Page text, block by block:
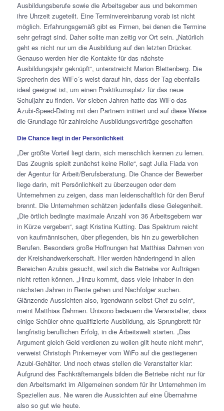
Ausbildungsberufe sowie die Arbeitsgeber aus und bekommen
ihre Uhrzeit zugeteilt. Eine Terminvereinbarung vorab ist nicht
möglich. Erfahrungsgemäß gibt es Firmen, bei denen die Termine
sehr gefragt sind. Daher sollte man zeitig vor Ort sein. „Natürlich
geht es nicht nur um die Ausbildung auf den letzten Drücker.
Genauso werden hier die Kontakte für das nächste
Ausbildungsjahr geknüpft“, unterstreicht Marion Blettenberg. Die
Sprecherin des WiFo´s weist darauf hin, dass der Tag ebenfalls
ideal geeignet ist, um einen Praktikumsplatz für das neue
Schuljahr zu finden. Vor sieben Jahren hatte das WiFo das
Azubi-Speed-Dating mit den Partnern initiiert und auf diese Weise
die Grundlage für zahlreiche Ausbildungsverträge geschaffen
Die Chance liegt in der Persönlichkeit
„Der größte Vorteil liegt darin, sich menschlich kennen zu lernen.
Das Zeugnis spielt zunächst keine Rolle“, sagt Julia Flada von
der Agentur für Arbeit/Berufsberatung. Die Chance der Bewerber
liege darin, mit Persönlichkeit zu überzeugen oder dem
Unternehmen zu zeigen, dass man leidenschaftlich für den Beruf
brennt. Die Unternehmen schätzen jedenfalls diese Gelegenheit.
„Die örtlich bedingte maximale Anzahl von 36 Arbeitsgebern war
in Kürze vergeben“, sagt Kristina Kutting. Das Spektrum reicht
von kaufmännischen, über pflegenden, bis hin zu gewerblichen
Berufen. Besonders große Hoffnungen hat Matthias Dahmen von
der Kreishandwerkerschaft. Hier werden händeringend in allen
Bereichen Azubis gesucht, weil sich die Betriebe vor Aufträgen
nicht retten können. „Hinzu kommt, dass viele Inhaber in den
nächsten Jahren in Rente gehen und Nachfolger suchen.
Glänzende Aussichten also, irgendwann selbst Chef zu sein“,
meint Matthias Dahmen. Unisono bedauern die Veranstalter, dass
einige Schüler ohne qualifizierte Ausbildung, als Sprungbrett für
langfristig beruflichen Erfolg, in die Arbeitswelt starten. „Das
Argument gleich Geld verdienen zu wollen gilt heute nicht mehr“,
verweist Christoph Pinkemeyer vom WiFo auf die gestiegenen
Azubi-Gehälter. Und noch etwas stellen die Veranstalter klar:
Aufgrund des Fachkräftemangels bilden die Betriebe nicht nur für
den Arbeitsmarkt im Allgemeinen sondern für ihr Unternehmen im
Speziellen aus. Nie waren die Aussichten auf eine Übernahme
also so gut wie heute.